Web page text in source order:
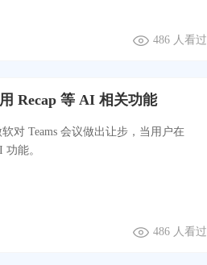
486 人看过
Recap 等 AI 相关功能
对 Teams 会议做出让步，当用户在
能。
486 人看过